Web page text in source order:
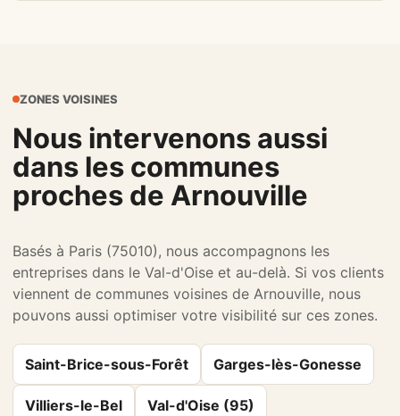
ZONES VOISINES
Nous intervenons aussi
dans les communes
proches de Arnouville
Basés à Paris (75010), nous accompagnons les
entreprises dans le Val-d'Oise et au-delà. Si vos clients
viennent de communes voisines de Arnouville, nous
pouvons aussi optimiser votre visibilité sur ces zones.
Saint-Brice-sous-Forêt Garges-lès-Gonesse
Villiers-le-Bel Val-d'Oise (95)